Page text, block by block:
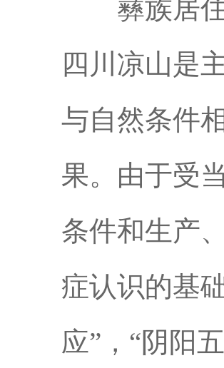
彝族居住
四川凉山是
与自然条件
果。由于受
条件和生产
症认识的基
应”，“阴阳